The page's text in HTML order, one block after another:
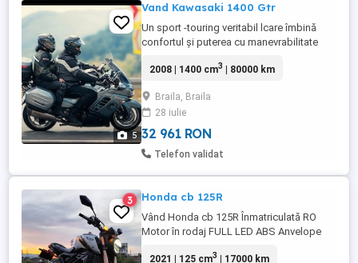
5
Vand Kawasaki 1400 Gtr
Un sport -touring veritabil lcare îmbină
confortul și puterea cu manevrabilitate
2007, km 80000, transmisie cardan, 6
electric, top case + side case sau adus
multe îmbunătățiri, revizie efectuată de
curând, fiscal! se ...
2008 | 1400 cm3 | 80000 km
Braila, Braila
28 iulie
32 961 RON
Telefon validat
3 Honda cb 125R
Vând Honda cb 125R Înmatriculată RO
Motor în rodaj FULL LED ABS Anvelope
Schimbat uleiul Motul 7100 FULL
2021 | 125 cm3 | 17000 km